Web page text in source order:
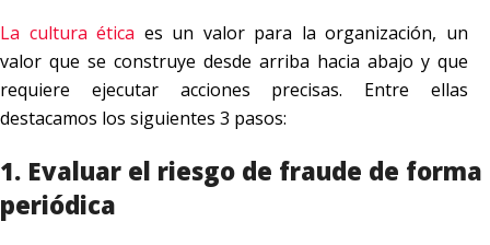
La cultura ética es un valor para la organización, un
valor que se construye desde arriba hacia abajo y que
requiere ejecutar acciones precisas. Entre ellas
destacamos los siguientes 3 pasos:
1. Evaluar el riesgo de fraude de forma
periódica